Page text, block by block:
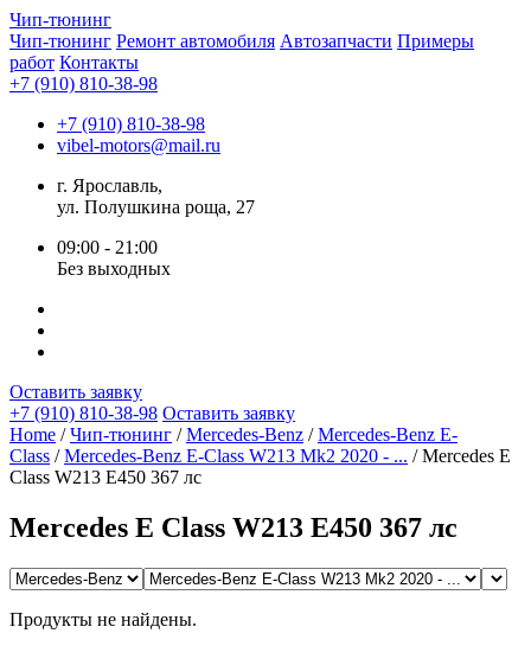
Чип-тюнинг
Чип-тюнинг Ремонт автомобиля Автозапчасти Примеры
работ Контакты
+7 (910) 810-38-98
+7 (910) 810-38-98
vibel-motors@mail.ru
г. Ярославль,
ул. Полушкина роща, 27
09:00 - 21:00
Без выходных
Оставить заявку
+7 (910) 810-38-98 Оставить заявку
Home /Чип-тюнинг /Mercedes-Benz /Mercedes-Benz E-
Class /Mercedes-Benz E-Class W213 Mk2 2020 - ... / Mercedes E
Class W213 E450 367 лс
Mercedes E Class W213 E450 367 лс
Продукты не найдены.